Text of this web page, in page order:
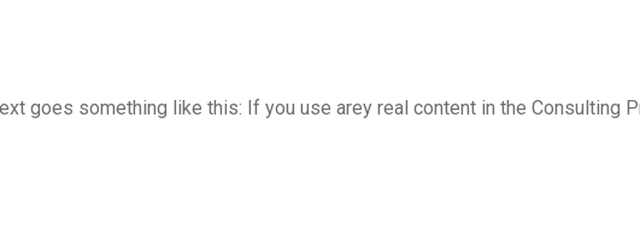
goes something like this: If you use arey real content in the Consulting